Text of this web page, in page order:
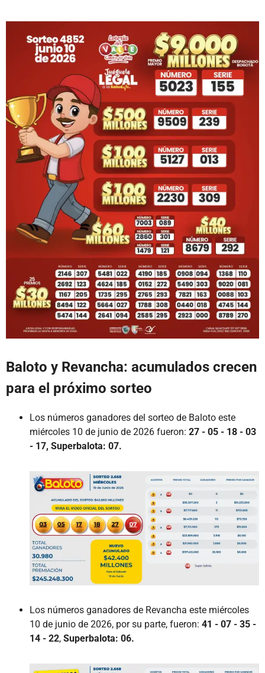
Baloto y Revancha: acumulados crecen
para el próximo sorteo
Los números ganadores del sorteo de Baloto este
miércoles 10 de junio de 2026 fueron: 27 - 05 - 18 - 03
- 17, Superbalota: 07.
Los números ganadores de Revancha este miércoles
10 de junio de 2026, por su parte, fueron: 41 - 07 - 35 -
14 - 22, Superbalota: 06.